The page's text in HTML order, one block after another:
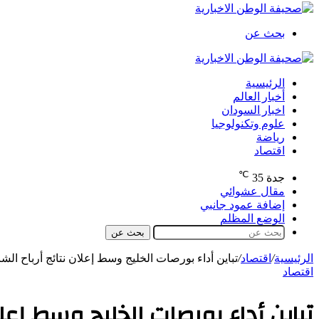
بحث عن
الرئيسية
أخبار العالم
اخبار السودان
علوم وتكنولوجيا
رياضة
اقتصاد
جدة 35
℃
مقال عشوائي
إضافة عمود جانبي
الوضع المظلم
بحث عن
الرئيسية/ اقتصاد/تباين أداء بورصات الخليج وسط إعلان نتائج أرباح
اقتصاد